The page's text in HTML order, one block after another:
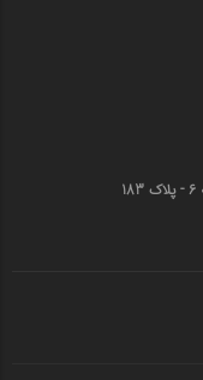
قم - خیابان انقلاب (چهارمردان)‌ - کوچه 6 - پلاک 183